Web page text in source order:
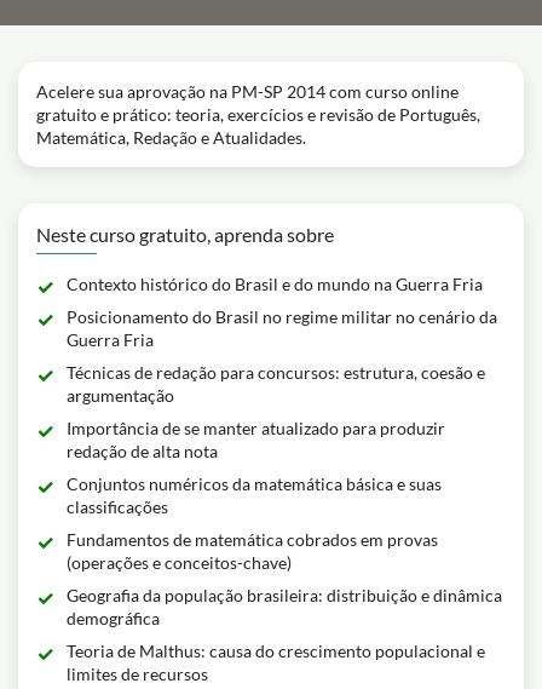
Acelere sua aprovação na PM-SP 2014 com curso online
gratuito e prático: teoria, exercícios e revisão de Português,
Matemática, Redação e Atualidades.
Neste curso gratuito, aprenda sobre
Contexto histórico do Brasil e do mundo na Guerra Fria
Posicionamento do Brasil no regime militar no cenário da
Guerra Fria
Técnicas de redação para concursos: estrutura, coesão e
argumentação
Importância de se manter atualizado para produzir
redação de alta nota
Conjuntos numéricos da matemática básica e suas
classificações
Fundamentos de matemática cobrados em provas
(operações e conceitos-chave)
Geografia da população brasileira: distribuição e dinâmica
demográfica
Teoria de Malthus: causa do crescimento populacional e
limites de recursos